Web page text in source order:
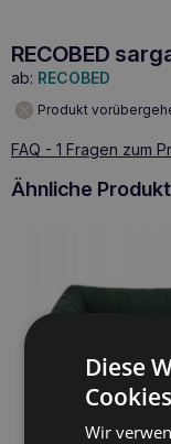
RECOBED
ab: RECOBED
Produkt
FAQ - 1 Fragen zum
Ähnliche
Diese
Wir